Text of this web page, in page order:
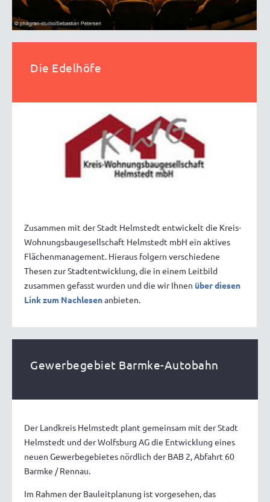
Die Edelhöfe
Zusammen mit der Stadt Helmstedt entwickelt die Kreis-
Wohnungsbaugesellschaft Helmstedt mbH ein aktives
Flächenmanagement. Hieraus folgern verschiedene
Thesen zur Stadtentwicklung, die in einem Leitbild
zusammen gefasst wurden und die wir Ihnen über diesen
Link zum Nachlesenanbieten.
Gewerbegebiet Barmke-Autobahn
Der Landkreis Helmstedt plant gemeinsam mit der Stadt
Helmstedt und der Wolfsburg AG die Entwicklung eines
neuen Gewerbegebietes nördlich der BAB 2, Abfahrt 60
Barmke / Rennau.
Im Rahmen der Bauleitplanung ist vorgesehen, das